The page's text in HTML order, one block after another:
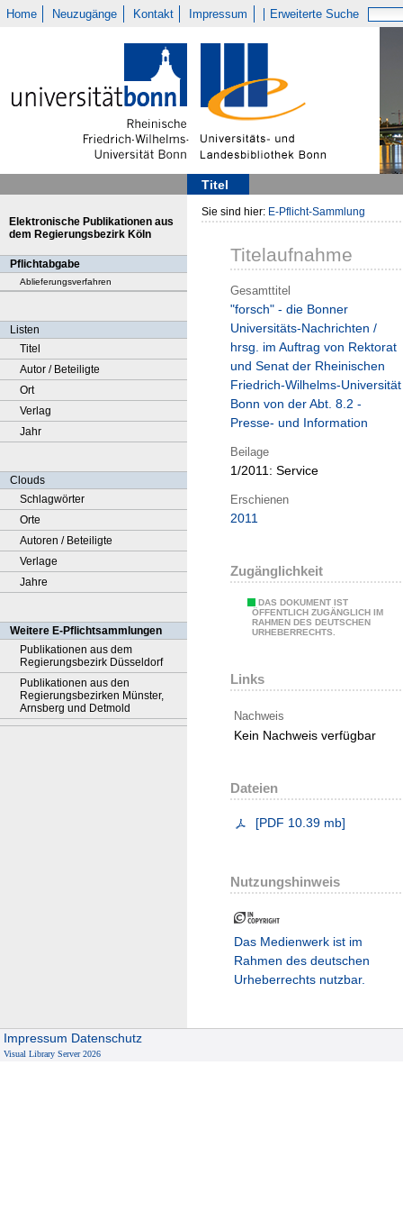
Home Neuzugänge Kontakt Impressum Erweiterte Suche
Titel
Elektronische Publikationen aus
dem Regierungsbezirk Köln
Pflichtabgabe
Ablieferungsverfahren
Listen
Titel
Autor / Beteiligte
Ort
Verlag
Jahr
Clouds
Schlagwörter
Orte
Autoren / Beteiligte
Verlage
Jahre
Weitere E-Pflichtsammlungen
Publikationen aus dem
Regierungsbezirk Düsseldorf
Publikationen aus den
Regierungsbezirken Münster,
Arnsberg und Detmold
Sie sind hier: E-Pflicht-Sammlung
Titelaufnahme
Gesamttitel
"forsch" - die Bonner
Universitäts-Nachrichten /
hrsg. im Auftrag von Rektorat
und Senat der Rheinischen
Friedrich-Wilhelms-Universität
Bonn von der Abt. 8.2 -
Presse- und Information
Beilage
1/2011: Service
Erschienen
2011
Zugänglichkeit
DAS DOKUMENT IST
ÖFFENTLICH ZUGÄNGLICH IM
RAHMEN DES DEUTSCHEN
URHEBERRECHTS.
Links
Nachweis
Kein Nachweis verfügbar
Dateien
[PDF 10.39 mb]
Nutzungshinweis
Das Medienwerk ist im
Rahmen des deutschen
Urheberrechts nutzbar.
Impressum Datenschutz
Visual Library Server 2026